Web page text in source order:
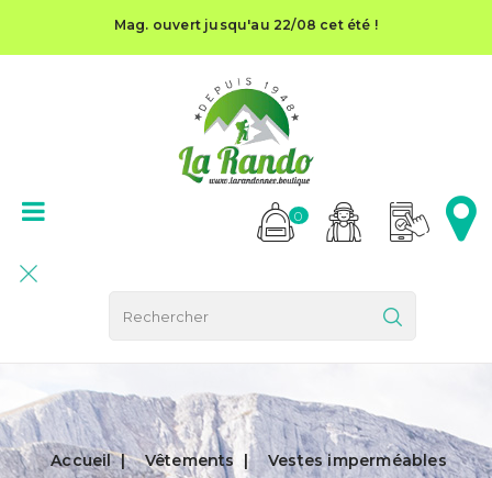
Mag. ouvert jusqu'au 22/08 cet été !
0
Accueil Vêtements
Vestes imperméables